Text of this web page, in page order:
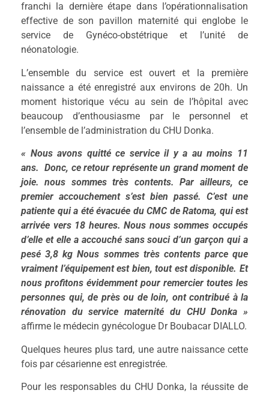
franchi la dernière étape dans l’opérationnalisation
effective de son pavillon maternité qui englobe le
service de Gynéco-obstétrique et l’unité de
néonatologie.
L’ensemble du service est ouvert et la première
naissance a été enregistré aux environs de 20h. Un
moment historique vécu au sein de l’hôpital avec
beaucoup d’enthousiasme par le personnel et
l’ensemble de l’administration du CHU Donka.
« Nous avons quitté ce service il y a au moins 11
ans. Donc, ce retour représente un grand moment de
joie.nous sommes très contents.Par ailleurs,ce
premier accouchement s’estbien passé. C’est une
patiente qui a été évacuée du CMC de Ratoma, qui est
arrivée vers 18 heures.Nous nous sommes occupés
d’elle etelle a accouchésans soucid’un garçon qui a
pesé 3,8 kg Nous sommes très contents parce que
vraiment l’équipement est bien, tout est disponible. Et
nous profitons évidemment pour remercier toutes les
personnes qui, de près ou de loin, ont contribué à la
rénovation du service maternité du CHU Donka »
affirme le médecin gynécologue Dr Boubacar DIALLO.
Quelques heures plus tard, une autre naissance cette
fois par césarienne est enregistrée.
Pour les responsables du CHU Donka, la réussite de